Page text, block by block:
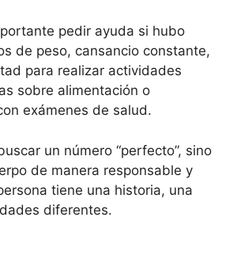
pedir ayuda si hubo
de peso, cansancio constante,
para realizar actividades
sobre alimentación o
exámenes de salud.
un número “perfecto”, sino
de manera responsable y
tiene una historia, una
diferentes.